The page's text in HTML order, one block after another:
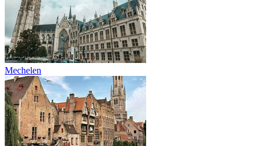
Mechelen